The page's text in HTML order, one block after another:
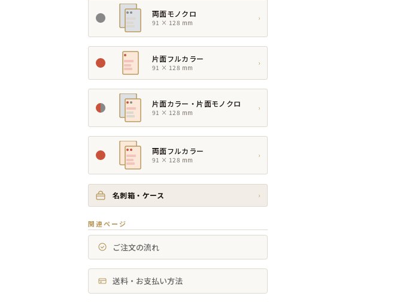
両面モノクロ
91 × 128 mm
›
片面フルカラー
91 × 128 mm
›
片面カラー・片面モノクロ
91 × 128 mm
›
両面フルカラー
91 × 128 mm
›
名刺箱・ケース ›
関連ページ
ご注文の流れ
送料・お支払い方法